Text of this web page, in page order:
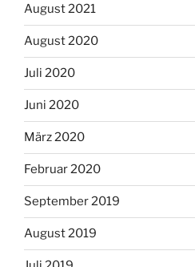
August 2021
August 2020
Juli 2020
Juni 2020
März 2020
Februar 2020
September 2019
August 2019